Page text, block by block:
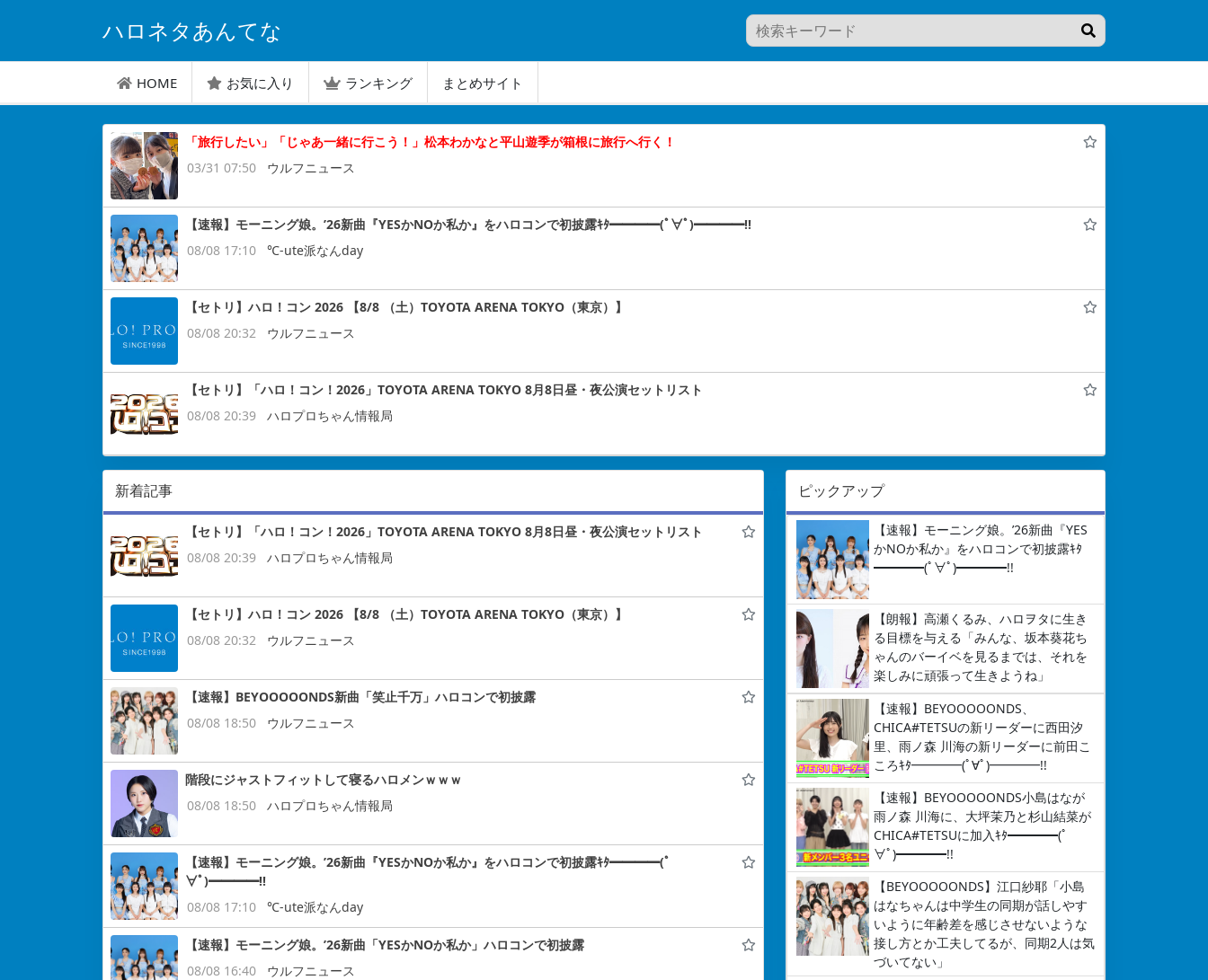
ハロネタあんてな
HOME お気に入り ランキング まとめサイト
「旅行したい」「じゃあ一緒に行こう！」松本わかなと平山遊季が箱根に旅行へ行く！
03/31 07:50
ウルフニュース
【速報】モーニング娘。’26新曲『YESかNOか私か』をハロコンで初披露ｷﾀ━━━━(ﾟ∀ﾟ)━━━━!!
08/08 17:10
℃-ute派なんday
【セトリ】ハロ！コン 2026 【8/8 （土）TOYOTA ARENA TOKYO（東京）】
08/08 20:32
ウルフニュース
【セトリ】「ハロ！コン！2026」TOYOTA ARENA TOKYO 8月8日昼・夜公演セットリスト
08/08 20:39
ハロプロちゃん情報局
ピックアップ
【速報】モーニング娘。’26新曲『YES
かNOか私か』をハロコンで初披露ｷﾀ
━━━━(ﾟ∀ﾟ)━━━━!!
【朗報】高瀬くるみ、ハロヲタに生き
る目標を与える「みんな、坂本葵花ち
ゃんのバーイベを見るまでは、それを
楽しみに頑張って生きようね」
【速報】BEYOOOOONDS、
CHICA#TETSUの新リーダーに西田汐
里、雨ノ森 川海の新リーダーに前田こ
ころｷﾀ━━━━(ﾟ∀ﾟ)━━━━!!
【速報】BEYOOOOONDS小島はなが
雨ノ森 川海に、大坪茉乃と杉山結菜が
CHICA#TETSUに加入ｷﾀ━━━━(ﾟ
∀ﾟ)━━━━!!
【BEYOOOOONDS】江口紗耶「小島
はなちゃんは中学生の同期が話しやす
いように年齢差を感じさせないような
接し方とか工夫してるが、同期2人は気
づいてない」
新着記事
【セトリ】「ハロ！コン！2026」TOYOTA ARENA TOKYO 8月8日昼・夜公演セットリスト
08/08 20:39
ハロプロちゃん情報局
【セトリ】ハロ！コン 2026 【8/8 （土）TOYOTA ARENA TOKYO（東京）】
08/08 20:32
ウルフニュース
【速報】BEYOOOOONDS新曲「笑止千万」ハロコンで初披露
08/08 18:50
ウルフニュース
階段にジャストフィットして寝るハロメンｗｗｗ
08/08 18:50
ハロプロちゃん情報局
【速報】モーニング娘。’26新曲『YESかNOか私か』をハロコンで初披露ｷﾀ━━━━(ﾟ
∀ﾟ)━━━━!!
08/08 17:10
℃-ute派なんday
【速報】モーニング娘。’26新曲「YESかNOか私か」ハロコンで初披露
08/08 16:40
ウルフニュース